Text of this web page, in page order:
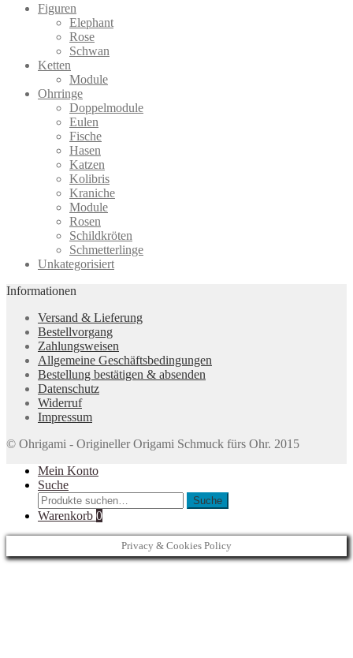
Figuren
Elephant
Rose
Schwan
Ketten
Module
Ohrringe
Doppelmodule
Eulen
Fische
Hasen
Katzen
Kolibris
Kraniche
Module
Rosen
Schildkröten
Schmetterlinge
Unkategorisiert
Informationen
Versand & Lieferung
Bestellvorgang
Zahlungsweisen
Allgemeine Geschäftsbedingungen
Bestellung bestätigen & absenden
Datenschutz
Widerruf
Impressum
© Ohrigami - Origineller Origami Schmuck fürs Ohr. 2015
Mein Konto
Suche
Suche
nach:
Suche
Warenkorb 0
Privacy & Cookies Policy